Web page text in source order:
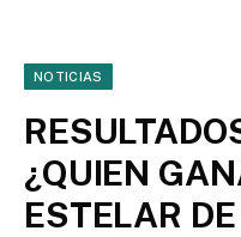
NOTICIAS
¿QUIEN
ESTELAR